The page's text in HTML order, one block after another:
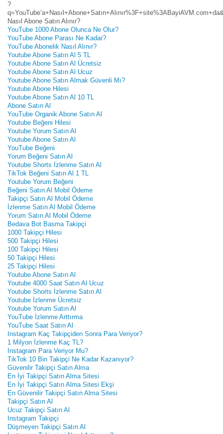
?
Nasıl Abone Satın Alınır?
YouTube 1000 Abone Olunca Ne Olur?
YouTube Abone Parası Ne Kadar?
YouTube Abonelik Nasıl Alınır?
Youtube Abone Satın Al 5 TL
Youtube Abone Satın Al Ücretsiz
Youtube Abone Satın Al Ucuz
Youtube Abone Satın Almak Güvenli Mı?
Youtube Abone Hilesi
Youtube Abone Satın Al 10 TL
Abone Satın Al
YouTube Organik Abone Satın Al
Youtube Beğeni Hilesi
Youtube Yorum Satın Al
Youtube Abone Satın Al
YouTube Beğeni
Yorum Beğeni Satın Al
Youtube Shorts İzlenme Satın Al
TikTok Beğeni Satın Al 1 TL
Youtube Yorum Beğeni
Beğeni Satın Al Mobil Ödeme
Takipçi Satın Al Mobil Ödeme
İzlenme Satın Al Mobil Ödeme
Yorum Satın Al Mobil Ödeme
Bedava Bot Basma Takipçi
1000 Takipçi Hilesi
500 Takipçi Hilesi
100 Takipçi Hilesi
50 Takipçi Hilesi
25 Takipçi Hilesi
Youtube Abone Satın Al
Youtube 4000 Saat Satın Al Ucuz
Youtube Shorts İzlenme Satın Al
Youtube İzlenme Ücretsiz
Youtube Yorum Satın Al
YouTube İzlenme Arttırma
YouTube Saat Satın Al
Instagram Kaç Takipçiden Sonra Para Veriyor?
1 Milyon İzlenme Kaç TL?
Instagram Para Veriyor Mu?
TikTok 10 Bin Takipçi Ne Kadar Kazanıyor?
Güvenilir Takipçi Satın Alma
En İyi Takipçi Satın Alma Sitesi
En İyi Takipçi Satın Alma Sitesi Ekşi
En Güvenilir Takipçi Satın Alma Sitesi
Takipçi Satın Al
Ucuz Takipçi Satın Al
Instagram Takipçi
Düşmeyen Takipçi Satın Al